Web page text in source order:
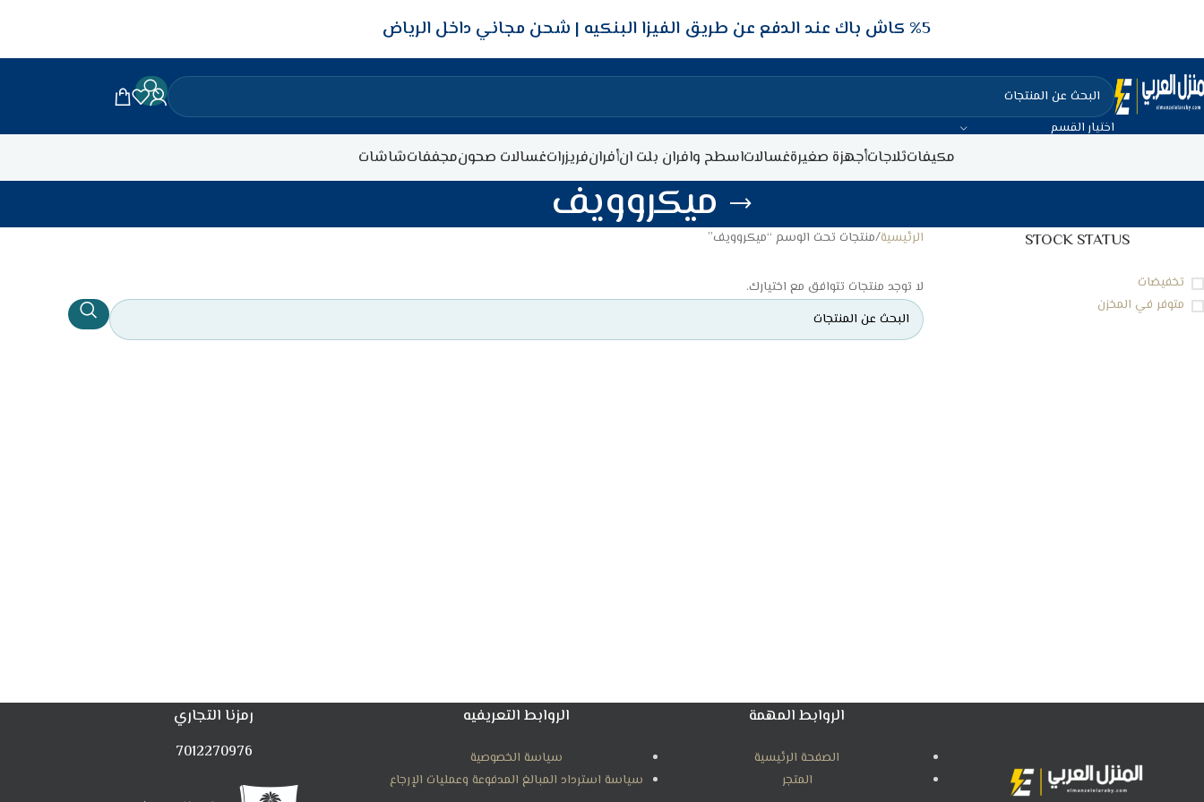
5‎% كاش باك عند الدفع عن طريق الفيزا البنكيه شحن مجاني داخل الرياض
اختيار القسم
مكيفاتثلاجاتأجهزة صغيرةغسالاتاسطح وافران بلت انأفرانفريزراتغسالات صحونمجففاتشاشات
ميكروويف
STOCK STATUS
تخفيضات
متوفر في المخزن
الرئيسية منتجات تحت الوسم “ميكروويف”
لا توجد منتجات تتوافق مع اختيارك.
الروابط المهمة
الصفحة الرئيسية
المتجر
الروابط التعريفيه
سياسة الخصوصية
سياسة استرداد المبالغ المدفوعة وعمليات الإرجاع
رمزنا التجاري
7012270976